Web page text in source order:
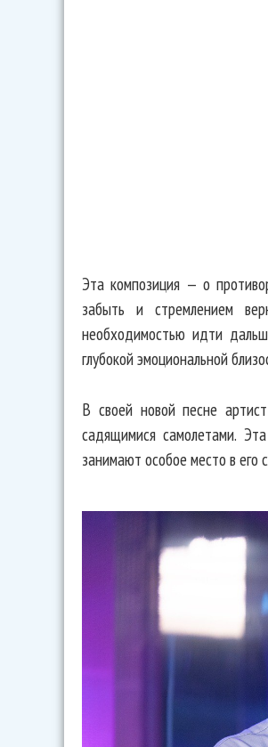
Эта композиция — о
забыть и стремлением
необходимостью идти
глубокой эмоциональной
В своей новой песне
садящимися самолетами.
занимают особое место в его